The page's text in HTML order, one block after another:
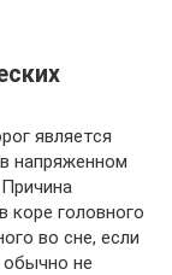
является
напряженном
коре головного
во сне, если
обычно не